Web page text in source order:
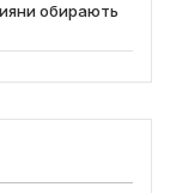
обирають